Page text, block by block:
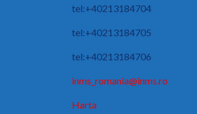
tel:+40213184704
tel:+40213184705
tel:+40213184706
inms_romania@inms.ro
Harta